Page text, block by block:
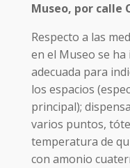
Museo, por calle
Respecto a las
en el Museo se
adecuada para
los espacios
principal);
varios puntos,
temperatura de
con amonio